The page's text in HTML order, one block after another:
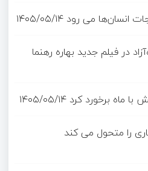
انسان‌ها می رود ۱۴۰۵/۰۵/۱۴
در فیلم جدید بهاره رهنما
۱۴۰۵/۰۵/۱۴
را متحول می کند